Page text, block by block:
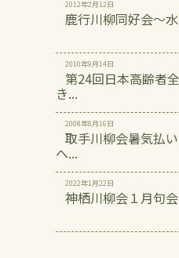
2012年2月12日
鹿行川柳同好会～
2010年9月14日
第24回日本高齢者
き...
2008年8月16日
取手川柳会暑気払
へ...
2022年1月22日
神栖川柳会１月句